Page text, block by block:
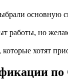
основную
но
хотят
по